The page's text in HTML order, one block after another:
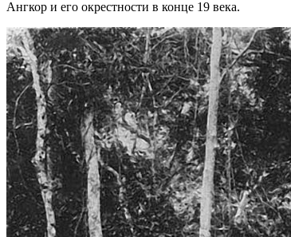
Ангкор и его окрестности в конце 19 века.